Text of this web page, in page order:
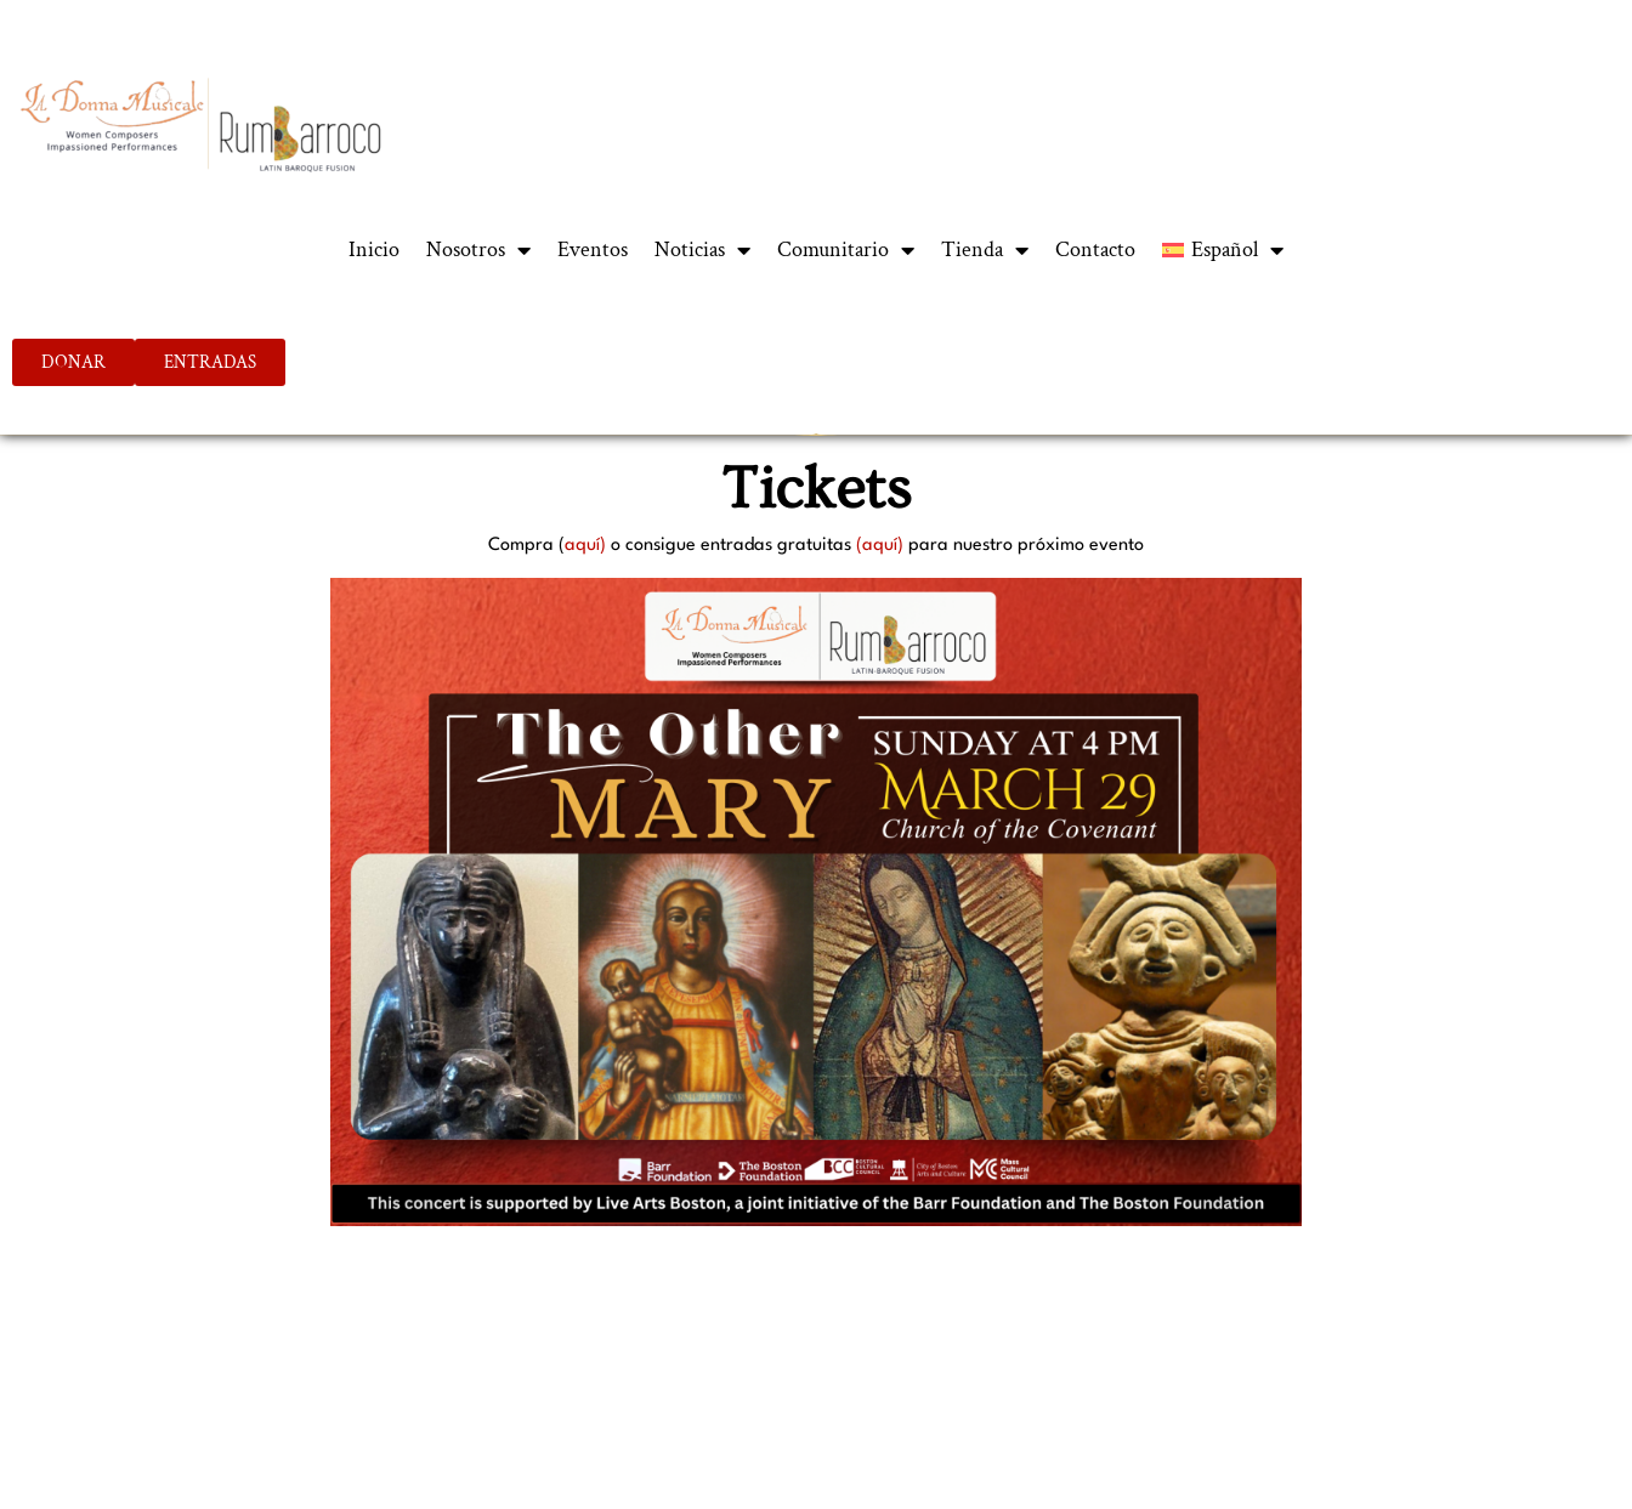
Inicio Nosotros Eventos Noticias Comunitario Tienda Contacto Español
DONAR ENTRADAS
Tickets
Compra (aquí) o consigue entradas gratuitas (aquí) para nuestro próximo evento